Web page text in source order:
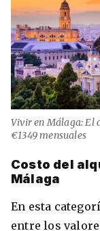
Vivir en Málaga: El
€1349 mensuales
Costo del
Málaga
En esta
entre los